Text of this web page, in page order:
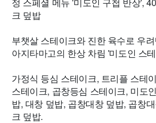
크 덮밥
부챗살 스테이크와 진한 육수로 우
아지타마고의 한상 차림 '미도인 스
가정식 등심 스테이크, 트리플 스테
스테이크, 곱창등심 스테이크, 미도
밥, 대창 덮밥, 곱창대창 덮밥, 곱창
크 덮밥.